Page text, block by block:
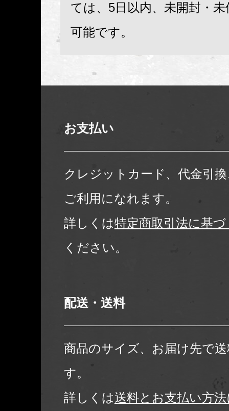
ては、5日以内、未開封・
可能です。
お支払い
クレジットカード、代金引
ご利用になれます。
詳しくは特定商取引法に基
ください。
配送・送料
商品のサイズ、お届け先で
す。
詳しくは送料とお支払い方